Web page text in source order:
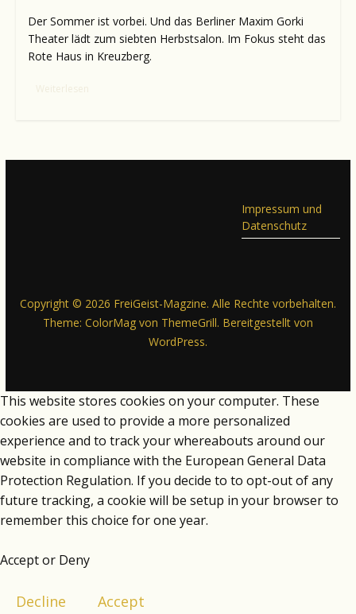
Der Sommer ist vorbei. Und das Berliner Maxim Gorki
Theater lädt zum siebten Herbstsalon. Im Fokus steht das
Rote Haus in Kreuzberg.
Weiterlesen
Impressum und
Datenschutz
Copyright © 2026 FreiGeist-Magzine. Alle Rechte vorbehalten.
Theme: ColorMagvon ThemeGrill. Bereitgestellt von
WordPress.
This website stores cookies on your computer. These
cookies are used to provide a more personalized
experience and to track your whereabouts around our
website in compliance with the European General Data
Protection Regulation. If you decide to to opt-out of any
future tracking, a cookie will be setup in your browser to
remember this choice for one year.
Accept or Deny
Decline Accept